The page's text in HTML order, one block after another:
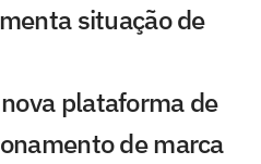
situação de
plataforma de
de marca